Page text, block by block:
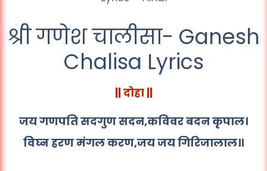
श्री गणेश चालीसा- Ganesh
Chalisa Lyrics
|| दोहा ||
जय गणपति सदगुण सदन,कविवर बदन कृपाल।
विघ्न हरण मंगल करण,जय जय गिरिजालाल॥